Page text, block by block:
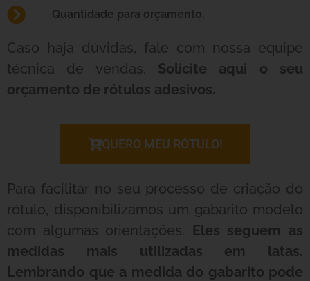
Quantidade para orçamento.
Caso haja dúvidas, fale com nossa equipe
técnica de vendas. Solicite aqui o seu
orçamento de rótulos adesivos.
QUERO MEU RÓTULO!
Para facilitar no seu processo de criação do
rótulo, disponibilizamos um gabarito modelo
com algumas orientações. Eles seguem as
medidas mais utilizadas em latas.
Lembrando que a medida do gabarito pode